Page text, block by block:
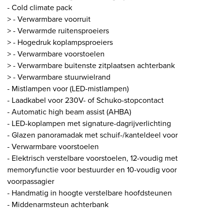
- Cold climate pack
> - Verwarmbare voorruit
> - Verwarmde ruitensproeiers
> - Hogedruk koplampsproeiers
> - Verwarmbare voorstoelen
> - Verwarmbare buitenste zitplaatsen achterbank
> - Verwarmbare stuurwielrand
- Mistlampen voor (LED-mistlampen)
- Laadkabel voor 230V- of Schuko-stopcontact
- Automatic high beam assist (AHBA)
- LED-koplampen met signature-dagrijverlichting
- Glazen panoramadak met schuif-/kanteldeel voor
- Verwarmbare voorstoelen
- Elektrisch verstelbare voorstoelen, 12-voudig met
memoryfunctie voor bestuurder en 10-voudig voor
voorpassagier
- Handmatig in hoogte verstelbare hoofdsteunen
- Middenarmsteun achterbank